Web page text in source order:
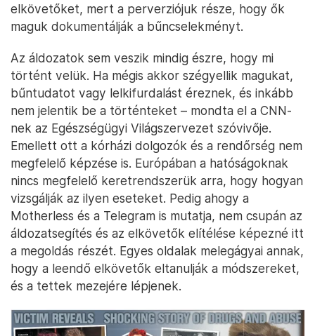
elkövetőket, mert a perverziójuk része, hogy ők
maguk dokumentálják a bűncselekményt.
Az áldozatok sem veszik mindig észre, hogy mi
történt velük. Ha mégis akkor szégyellik magukat,
bűntudatot vagy lelkifurdalást éreznek, és inkább
nem jelentik be a történteket – mondta el a CNN-
nek az Egészségügyi Világszervezet szóvivője.
Emellett ott a kórházi dolgozók és a rendőrség nem
megfelelő képzése is. Európában a hatóságoknak
nincs megfelelő keretrendszerük arra, hogy hogyan
vizsgálják az ilyen eseteket. Pedig ahogy a
Motherless és a Telegram is mutatja, nem csupán az
áldozatsegítés és az elkövetők elítélése képezné itt
a megoldás részét. Egyes oldalak melegágyai annak,
hogy a leendő elkövetők eltanulják a módszereket,
és a tettek mezejére lépjenek.